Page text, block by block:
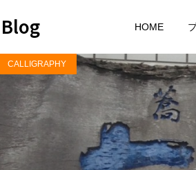
HOME
CALLIGRAPHY